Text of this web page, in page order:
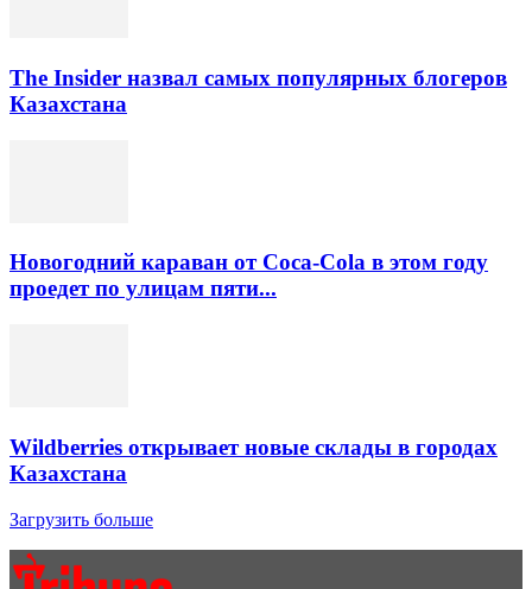
The Insider назвал самых популярных блогеров
Казахстана
Новогодний караван от Coca-Cola в этом году
проедет по улицам пяти...
Wildberries открывает новые склады в городах
Казахстана
Загрузить больше